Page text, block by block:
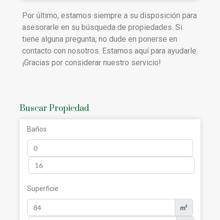
Por último, estamos siempre a su disposición para
asesorarle en su búsqueda de propiedades. Si
tiene alguna pregunta, no dude en ponerse en
contacto con nosotros. Estamos aquí para ayudarle.
¡Gracias por considerar nuestro servicio!
Buscar Propiedad
Baños
Superficie
m²